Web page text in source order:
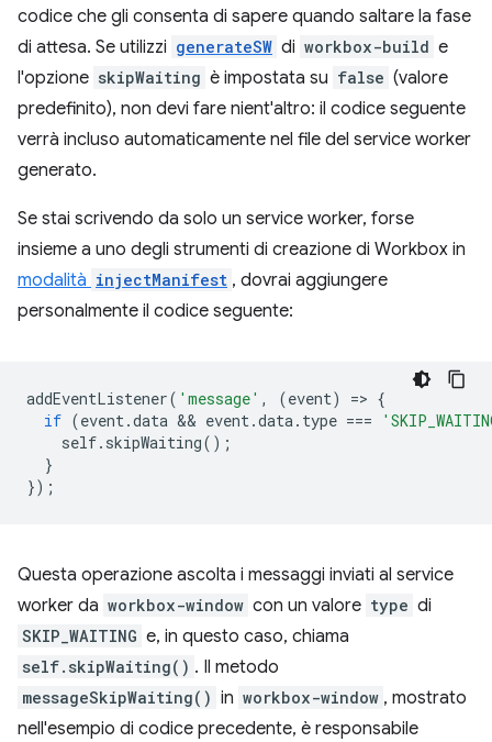
codice che gli consenta di sapere quando saltare la fase
di attesa. Se utilizzi generateSW di workbox-build e
l'opzione skipWaiting è impostata su false (valore
predefinito), non devi fare nient'altro: il codice seguente
verrà incluso automaticamente nel file del service worker
generato.
Se stai scrivendo da solo un service worker, forse
insieme a uno degli strumenti di creazione di Workbox in
modalità injectManifest , dovrai aggiungere
personalmente il codice seguente:
addEventListener( 'message' , (event) => {
if (event.data && event.data. type ===
self. skipWaiting();
}
});
Questa operazione ascolta i messaggi inviati al service
worker da workbox-window con un valore type di
SKIP_WAITING e, in questo caso, chiama
self.skipWaiting() . Il metodo
messageSkipWaiting() in workbox-window , mostrato
nell'esempio di codice precedente, è responsabile